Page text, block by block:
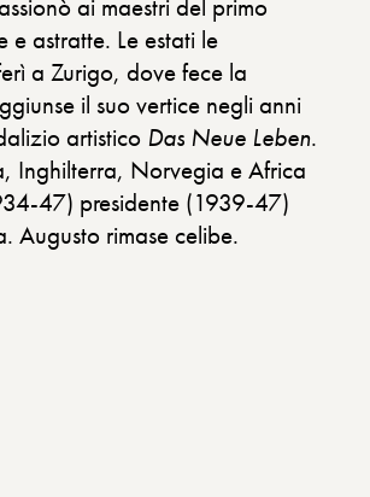
ai maestri del primo
e astratte. Le estati le
a Zurigo, dove fece la
il suo vertice negli anni
artistico Das Neue Leben.
Inghilterra, Norvegia e Africa
47) presidente (1939-47)
Augusto rimase celibe.